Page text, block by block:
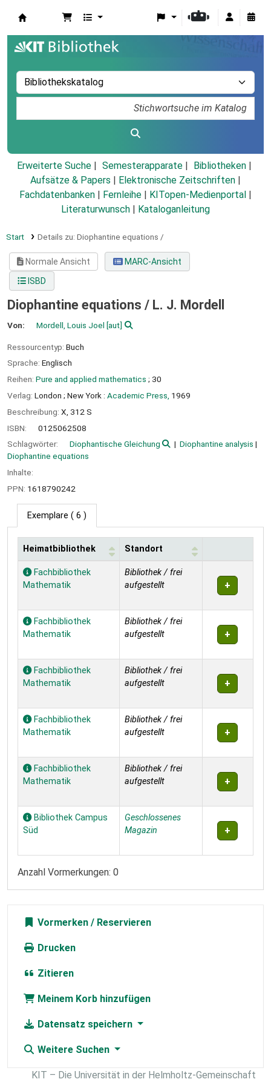
Erweiterte Suche Semesterapparate
Bibliotheken
Aufsätze & Papers
Elektronische Zeitschriften
Fachdatenbanken
Fernleihe KITopen-Medienportal
Literaturwunsch
Kataloganleitung
Start Details zu: Diophantine equations /
Normale Ansicht
MARC-Ansicht
ISBD
Diophantine equations / L. J. Mordell
Von: Mordell, Louis Joel [aut]
Ressourcentyp: Buch
Sprache: Englisch
Reihen: Pure and applied mathematics ; 30
Verlag: London ; New York : Academic Press, 1969
Beschreibung: X, 312 S
ISBN:
0125062508
Schlagwörter:
Diophantische Gleichung
Diophantine analysis
Diophantine equations
Inhalte:
PPN: 1618790242
Exemplare ( 6 )
Exemplare
Heimatbibliothek Standort
Fachbibliothek
Mathematik
Bibliothek / frei
aufgestellt
Fachbibliothek
Mathematik
Bibliothek / frei
aufgestellt
Fachbibliothek
Mathematik
Bibliothek / frei
aufgestellt
Fachbibliothek
Mathematik
Bibliothek / frei
aufgestellt
Fachbibliothek
Mathematik
Bibliothek / frei
aufgestellt
Bibliothek Campus
Süd
Geschlossenes
Magazin
Anzahl Vormerkungen: 0
Vormerken
Drucken
Zitieren
Meinem Korb hinzufügen
Datensatz speichern
Weitere Suchen
KIT – Die Universität in der Helmholtz-Gemeinschaft